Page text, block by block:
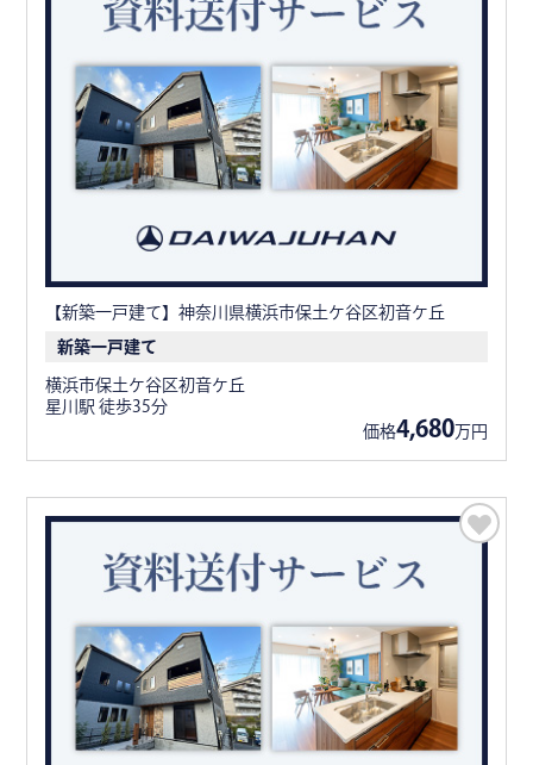
【新築一戸建て】神奈川県横浜市保土ケ谷区初音ケ丘
新築一戸建て
横浜市保土ケ谷区初音ケ丘
星川駅 徒歩35分
価格4,680万円